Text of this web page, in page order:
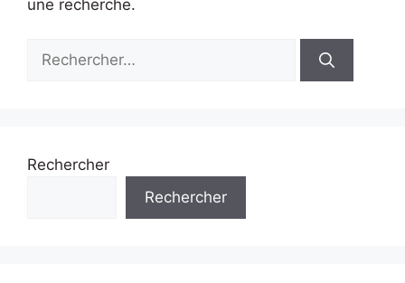
une recherche.
Rechercher :
Rechercher
Rechercher